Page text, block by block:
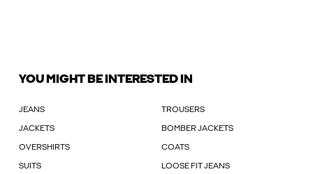
YOU MIGHT BE INTERESTED IN
JEANS TROUSERS
JACKETS BOMBER JACKETS
OVERSHIRTS COATS
SUITS LOOSE FIT JEANS